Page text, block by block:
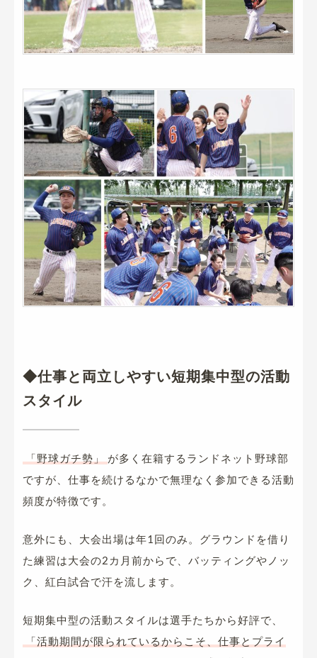
◆仕事と両立しやすい短期集中型の活動
スタイル
「野球ガチ勢」
が多く在籍するランドネット野球部
ですが、仕事を続けるなかで無理なく参加できる活動
頻度が特徴です。
意外にも、大会出場は年1回のみ。グラウンドを借り
た練習は大会の2カ月前からで、バッティングやノッ
ク、紅白試合で汗を流します。
短期集中型の活動スタイルは選手たちから好評で、
「活動期間が限られているからこそ、仕事とプライ